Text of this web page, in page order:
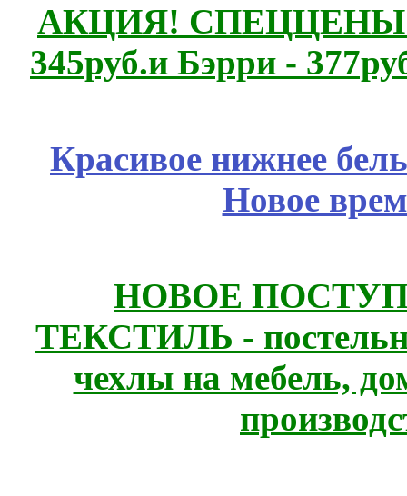
АКЦИЯ! СПЕЦЦЕНЫ
345руб.и Бэрри -
Красивое нижнее
Новое
НОВОЕ
ТЕКСТИЛЬ -
чехлы на мебель,